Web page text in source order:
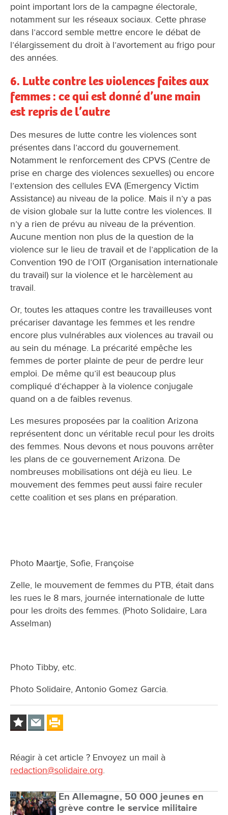
point important lors de la campagne électorale,
notamment sur les réseaux sociaux. Cette phrase
dans l’accord semble mettre encore le débat de
l’élargissement du droit à l’avortement au frigo pour
des années.
6. Lutte contre les violences faites aux
femmes : ce qui est donné d’une main
est repris de l’autre
Des mesures de lutte contre les violences sont
présentes dans l’accord du gouvernement.
Notamment le renforcement des CPVS (Centre de
prise en charge des violences sexuelles) ou encore
l’extension des cellules EVA (Emergency Victim
Assistance) au niveau de la police. Mais il n’y a pas
de vision globale sur la lutte contre les violences. Il
n’y a rien de prévu au niveau de la prévention.
Aucune mention non plus de la question de la
violence sur le lieu de travail et de l’application de la
Convention 190 de l’OIT (Organisation internationale
du travail) sur la violence et le harcèlement au
travail.
Or, toutes les attaques contre les travailleuses vont
précariser davantage les femmes et les rendre
encore plus vulnérables aux violences au travail ou
au sein du ménage. La précarité empêche les
femmes de porter plainte de peur de perdre leur
emploi. De même qu’il est beaucoup plus
compliqué d’échapper à la violence conjugale
quand on a de faibles revenus.
Les mesures proposées par la coalition Arizona
représentent donc un véritable recul pour les droits
des femmes. Nous devons et nous pouvons arrêter
les plans de ce gouvernement Arizona. De
nombreuses mobilisations ont déjà eu lieu. Le
mouvement des femmes peut aussi faire reculer
cette coalition et ses plans en préparation.
Photo Maartje, Sofie, Françoise
Zelle, le mouvement de femmes du PTB, était dans
les rues le 8 mars, journée internationale de lutte
pour les droits des femmes. (Photo Solidaire, Lara
Asselman)
Photo Tibby, etc.
Photo Solidaire, Antonio Gomez Garcia.
Réagir à cet article ? Envoyez un mail à
redaction@solidaire.org.
En Allemagne, 50 000 jeunes en
grève contre le service militaire